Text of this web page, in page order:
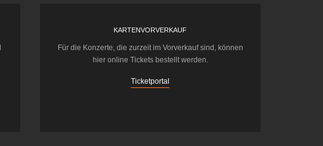
KARTENVORVERKAUF
Für die Konzerte, die zurzeit im Vorverkauf sind, können
hier online Tickets bestellt werden.
Ticketportal